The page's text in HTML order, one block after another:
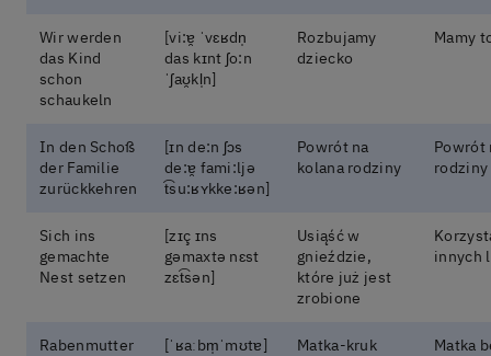
Wir werden
das Kind
schon
schaukeln
[vi:ɐ̯ ˈvɛʁdn̩
das kɪnt ʃo:n
ˈʃaʊ̯kl̩n]
Rozbujamy
dziecko
Mamy
In den Schoß
der Familie
zurückkehren
[ɪn de:n ʃɔs
de:ɐ̯ fami:ljə
t͡su:ʁʏkke:ʁən]
Powrót na
kolana rodziny
Powrót
rodziny
Sich ins
gemachte
Nest setzen
[zɪç ɪns
gəmaxtə nɛst
zɛt͡sən]
Usiąść w
gnieździe,
które już jest
zrobione
innych
Rabenmutter [ˈʁaːbm̩ˈmʊtɐ] Matka-kruk Matka